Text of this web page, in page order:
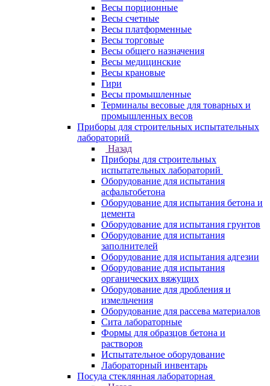
Весы порционные
Весы счетные
Весы платформенные
Весы торговые
Весы общего назначения
Весы медицинские
Весы крановые
Гири
Весы промышленные
Терминалы весовые для товарных и
промышленных весов
Приборы для строительных испытательных
лабораторий
Назад
Приборы для строительных
испытательных лабораторий
Оборудование для испытания
асфальтобетона
Оборудование для испытания бетона и
цемента
Оборудование для испытания грунтов
Оборудование для испытания
заполнителей
Оборудование для испытания адгезии
Оборудование для испытания
органических вяжущих
Оборудование для дробления и
измельчения
Оборудование для рассева материалов
Сита лабораторные
Формы для образцов бетона и
растворов
Испытательное оборудование
Лабораторный инвентарь
Посуда стеклянная лабораторная